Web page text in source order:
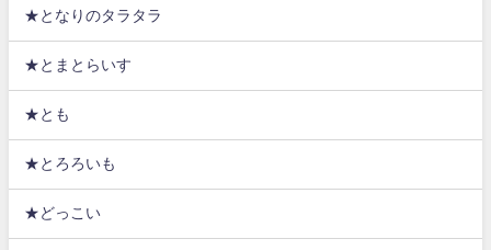
★となりのタラタラ
★とまとらいす
★とも
★とろろいも
★どっこい